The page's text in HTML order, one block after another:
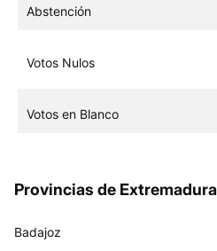
Abstención
Votos Nulos
Votos en Blanco
Provincias de Extremadura
Badajoz